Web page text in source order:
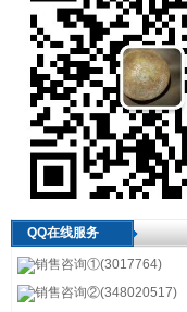
QQ在线服务
销售咨询①(3017764)
销售咨询②(348020517)